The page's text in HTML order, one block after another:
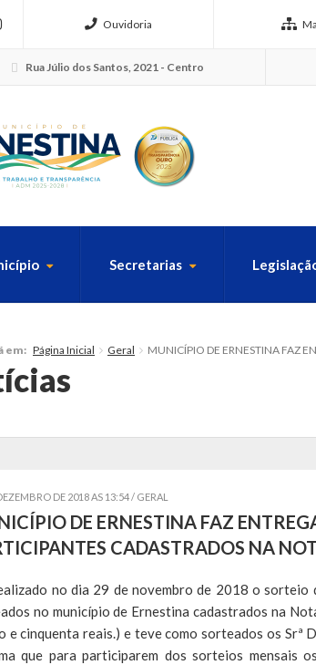
Ouvidoria
Rua Júlio dos Santos, 2021 - Centro
Secretarias
em: Página Inicial Geral MUNICÍPIO DE ERNESTINA FAZ
DE 2018 AS 13:54 / GERAL
DE ERNESTINA FAZ
CADASTRADOS NA
no dia 29 de novembro de 2018 o sorteio
no município de Ernestina cadastrados na
e cinquenta reais.) e teve como sorteados os Srª
que para participarem dos sorteios mensais